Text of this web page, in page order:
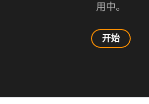
用中。
开始